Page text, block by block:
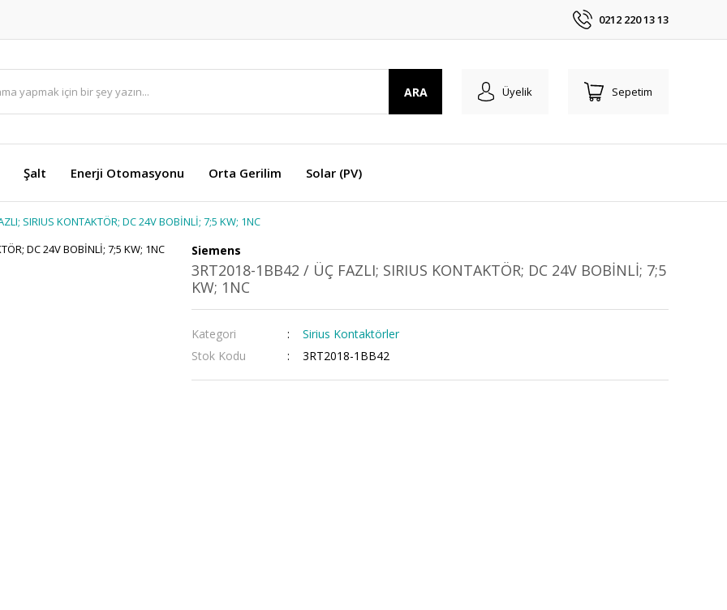
0212 220 13 13
ARA Üyelik Sepetim
Şalt Enerji Otomasyonu Orta Gerilim Solar (PV)
SIRIUS KONTAKTÖR; DC 24V BOBİNLİ; 7;5 KW; 1NC
Siemens
3RT2018-1BB42 / ÜÇ FAZLI; SIRIUS KONTAKTÖR; DC 24V BOBİNLİ; 7;5
KW; 1NC
Kategori
Sirius Kontaktörler
Stok Kodu
3RT2018-1BB42